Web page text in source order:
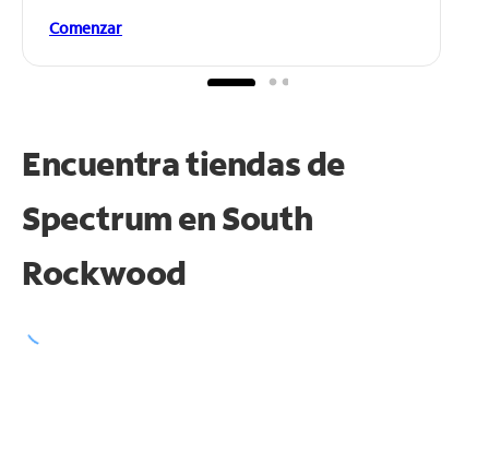
Comenzar
Encuentra tiendas de
Spectrum enSouth
Rockwood